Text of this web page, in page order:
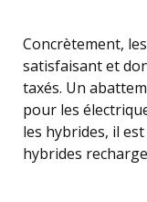
Concrètement,
satisfaisant et
taxés. Un
pour les
les hybrides, il
hybrides